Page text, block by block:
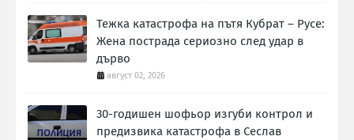
Тежка катастрофа на пътя Кубрат – Русе:
Жена пострада сериозно след удар в
дърво
август 02, 2026
30-годишен шофьор изгуби контрол и
предизвика катастрофа в Сеслав